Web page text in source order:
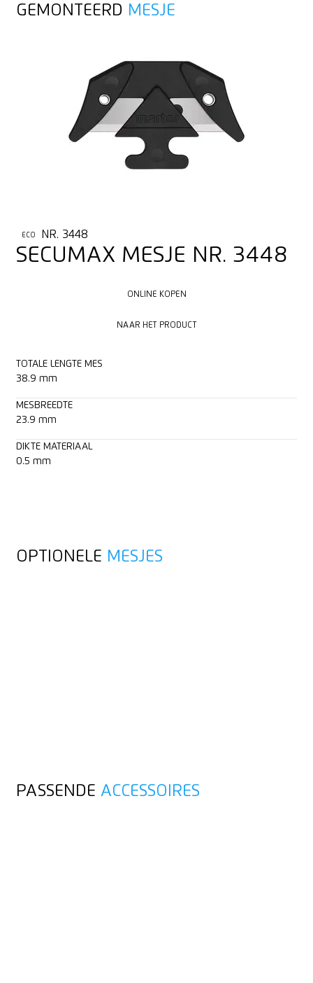
GEMONTEERD MESJE
ECO NR. 3448
SECUMAX MESJE NR. 3448
ONLINE KOPEN
NAAR HET PRODUCT
TOTALE LENGTE MES
38.9 mm
MESBREEDTE
23.9 mm
DIKTE MATERIAAL
0.5 mm
OPTIONELE MESJES
PASSENDE ACCESSOIRES